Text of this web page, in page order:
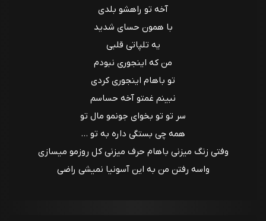
آخه تو راهشو بلدی
با همون حسای شدید
یه تلپاتی قلبی
من که اینجوری نبودم
تو باهام اینجوری کردی
نبینم غمتو آخه حساسم
سر تو تو بخوای جونمو مال تو
همه چی بستگی داره به تو ...
وفتی زنگ میزنی باهام حرف میزنی کل روزمو میسازی
واسه رفتن من به این آسونیا نمیشی راضی